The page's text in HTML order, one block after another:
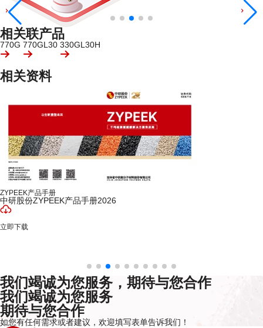
相关联产品
770G 770GL30 330GL30H
相关资料
ZYPEEK产品手册
中研股份ZYPEEK产品手册2026
立即下载
我们竭诚为您服务，期待与您合作
我们竭诚为您服务
期待与您合作
如您有任何需求或者建议，欢迎填写表单告诉我们！